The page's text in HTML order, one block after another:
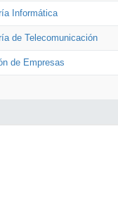
Informática
de Telecomunicación
de Empresas